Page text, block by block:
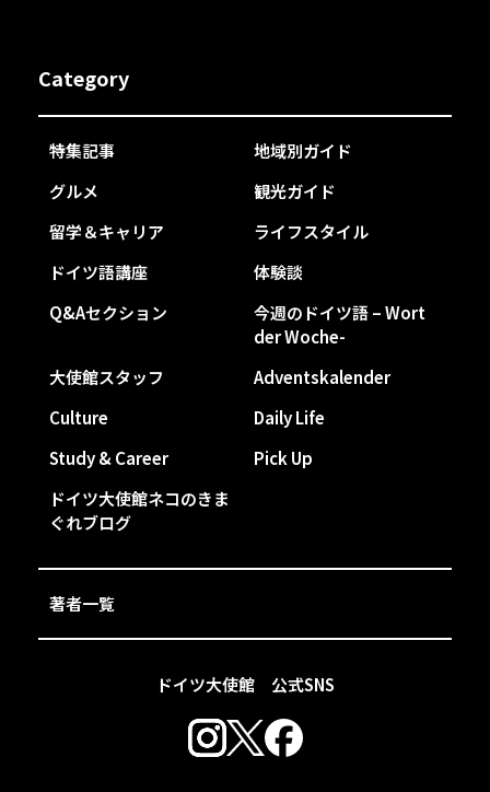
ドイツ大使館 公式SNS
Category
特集記事
地域別ガイド
グルメ
観光ガイド
留学＆キャリア
ライフスタイル
ドイツ語講座
体験談
Q&Aセクション
今週のドイツ語 – Wort
der Woche-
大使館スタッフ
Adventskalender
Culture
Daily Life
Study & Career
Pick Up
ドイツ大使館ネコのきま
ぐれブログ
著者一覧